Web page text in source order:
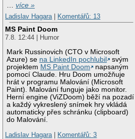
…více »
Ladislav Hagara
Komentářů: 13
MS Paint Doom
7.8. 12:44 | Humor
Mark Russinovich (CTO v Microsoft
Azure) se na LinkedIn pochlubil
svým
projektem MS Paint Doom
napsaným
pomocí Claude. Hru Doom umožňuje
hrát v programu Malování (Microsoft
Paint). Malování funguje jako monitor.
Herní engine (ViZDoom) běží na pozadí
a každý vykreslený snímek hry vkládá
automaticky přes schránku (clipboard)
do Malování.
Ladislav Hagara
Komentářů: 3